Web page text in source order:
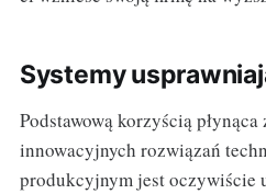
Systemy
Podstawową korzyścią
innowacyjnych rozwiązań
produkcyjnym jest oczywiście